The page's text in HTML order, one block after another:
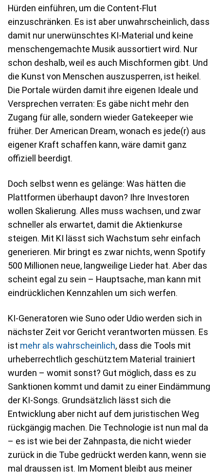
Hürden einführen, um die Content-Flut
einzuschränken. Es ist aber unwahrscheinlich, dass
damit nur unerwünschtes KI-Material und keine
menschengemachte Musik aussortiert wird. Nur
schon deshalb, weil es auch Mischformen gibt. Und
die Kunst von Menschen auszusperren, ist heikel.
Die Portale würden damit ihre eigenen Ideale und
Versprechen verraten: Es gäbe nicht mehr den
Zugang für alle, sondern wieder Gatekeeper wie
früher. Der American Dream, wonach es jede(r) aus
eigener Kraft schaffen kann, wäre damit ganz
offiziell beerdigt.
Doch selbst wenn es gelänge: Was hätten die
Plattformen überhaupt davon? Ihre Investoren
wollen Skalierung. Alles muss wachsen, und zwar
schneller als erwartet, damit die Aktienkurse
steigen. Mit KI lässt sich Wachstum sehr einfach
generieren. Mir bringt es zwar nichts, wenn Spotify
500 Millionen neue, langweilige Lieder hat. Aber das
scheint egal zu sein – Hauptsache, man kann mit
eindrücklichen Kennzahlen um sich werfen.
KI-Generatoren wie Suno oder Udio werden sich in
nächster Zeit vor Gericht verantworten müssen. Es
ist mehr als wahrscheinlich, dass die Tools mit
urheberrechtlich geschütztem Material trainiert
wurden – womit sonst? Gut möglich, dass es zu
Sanktionen kommt und damit zu einer Eindämmung
der KI-Songs. Grundsätzlich lässt sich die
Entwicklung aber nicht auf dem juristischen Weg
rückgängig machen. Die Technologie ist nun mal da
– es ist wie bei der Zahnpasta, die nicht wieder
zurück in die Tube gedrückt werden kann, wenn sie
mal draussen ist. Im Moment bleibt aus meiner